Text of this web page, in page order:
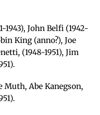
1943), John Belfi (1942-
King (anno?), Joe
(1948-1951), Jim
Muth, Abe Kanegson,